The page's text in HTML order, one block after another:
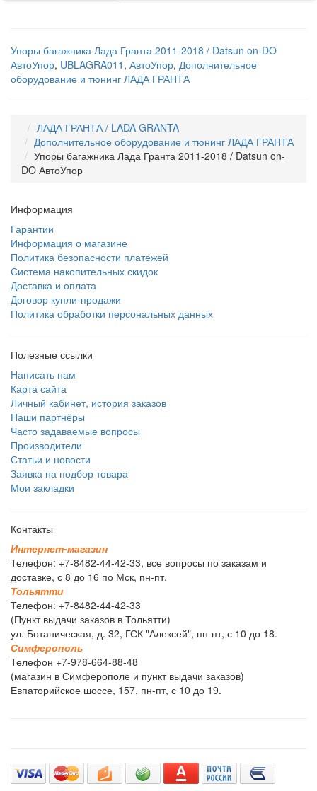
Упоры багажника Лада Гранта 2011-2018 / Datsun on-DO
АвтоУпор, UBLAGRA011 , АвтоУпор, Дополнительное
оборудование и тюнинг ЛАДА ГРАНТА
ЛАДА ГРАНТА / LADA GRANTA
Дополнительное оборудование и тюнинг ЛАДА ГРАНТА
Упоры багажника Лада Гранта 2011-2018 / Datsun on-
DO АвтоУпор
Информация
Гарантии
Информация о магазине
Политика безопасности платежей
Система накопительных скидок
Доставка и оплата
Договор купли-продажи
Политика обработки персональных данных
Полезные ссылки
Написать нам
Карта сайта
Личный кабинет, история заказов
Наши партнёры
Часто задаваемые вопросы
Производители
Статьи и новости
Заявка на подбор товара
Мои закладки
Контакты
Интернет-магазин
Телефон: +7-8482-44-42-33, все вопросы по заказам и
доставке, с 8 до 16 по Мск, пн-пт.
Тольятти
Телефон: +7-8482-44-42-33
(Пункт выдачи заказов в Тольятти)
ул. Ботаническая, д. 32, ГСК "Алексей", пн-пт, с 10 до 18.
Симферополь
Телефон +7-978-664-88-48
(магазин в Симферополе и пункт выдачи заказов)
Евпаторийское шоссе, 157, пн-пт, с 10 до 19.